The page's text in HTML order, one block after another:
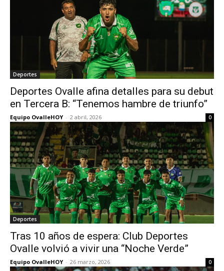
Deportes
Deportes Ovalle afina detalles para su debut
en Tercera B: “Tenemos hambre de triunfo”
Equipo OvalleHOY - 2 abril, 2026 0
Deportes
Tras 10 años de espera: Club Deportes
Ovalle volvió a vivir una “Noche Verde”
Equipo OvalleHOY - 26 marzo, 2026 0